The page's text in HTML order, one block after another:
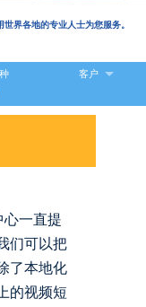
界各地的专业人士为您服务。
客户
心一直提
们可以把
了本地化
的视频短